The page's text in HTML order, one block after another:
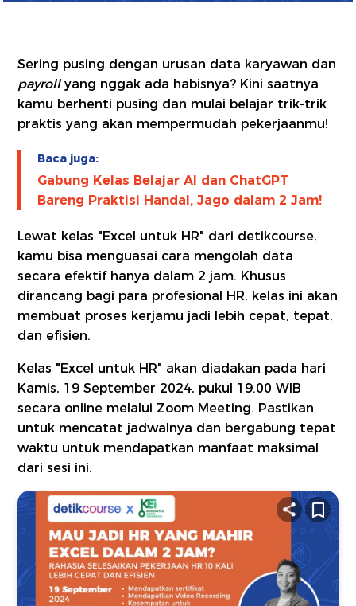
Sering pusing dengan urusan data karyawan dan
payrollyang nggak ada habisnya? Kini saatnya
kamu berhenti pusing dan mulai belajar trik-trik
praktis yang akan mempermudah pekerjaanmu!
Baca juga:
Gabung Kelas Belajar AI dan ChatGPT
Bareng Praktisi Handal, Jago dalam 2 Jam!
Lewat kelas "Excel untuk HR" dari detikcourse,
kamu bisa menguasai cara mengolah data
secara efektif hanya dalam 2 jam. Khusus
dirancang bagi para profesional HR, kelas ini akan
membuat proses kerjamu jadi lebih cepat, tepat,
dan efisien.
Kelas "Excel untuk HR" akan diadakan pada hari
Kamis, 19 September 2024, pukul 19.00 WIB
secara online melalui Zoom Meeting. Pastikan
untuk mencatat jadwalnya dan bergabung tepat
waktu untuk mendapatkan manfaat maksimal
dari sesi ini.